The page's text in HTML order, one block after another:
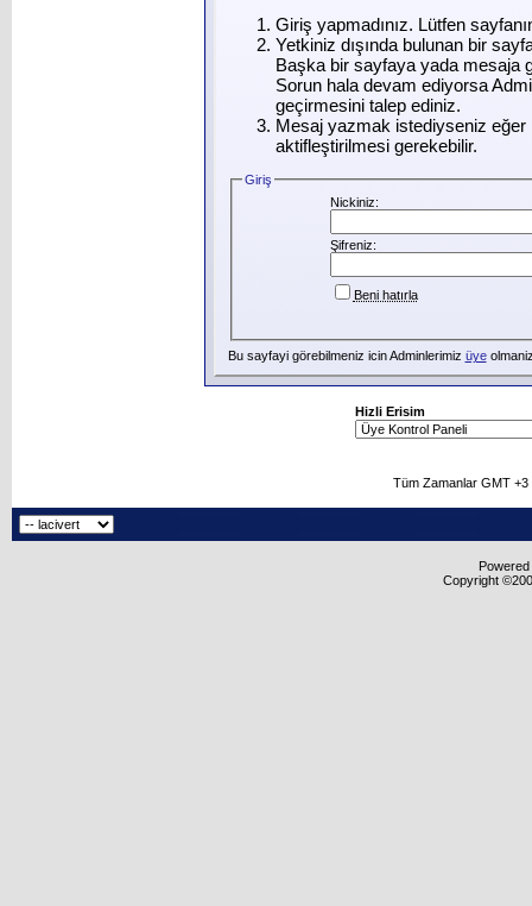
Giriş yapmadınız. Lütfen
Yetkiniz dışında bulunan bir
Başka bir sayfaya yada mesaja
Sorun hala devam ediyorsa
geçirmesini talep ediniz.
Mesaj yazmak istediyseniz eğer
aktifleştirilmesi gerekebilir.
Giriş
Nickiniz:
Şifreniz:
Beni hatırla
Bu sayfayi görebilmeniz icin Adminlerimiz üye
Hizli Erisim
Tüm Zamanlar GMT
Copyright